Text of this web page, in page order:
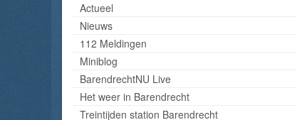
Actueel
Nieuws
112 Meldingen
Miniblog
BarendrechtNU Live
Het weer in Barendrecht
Treintijden station Barendrecht